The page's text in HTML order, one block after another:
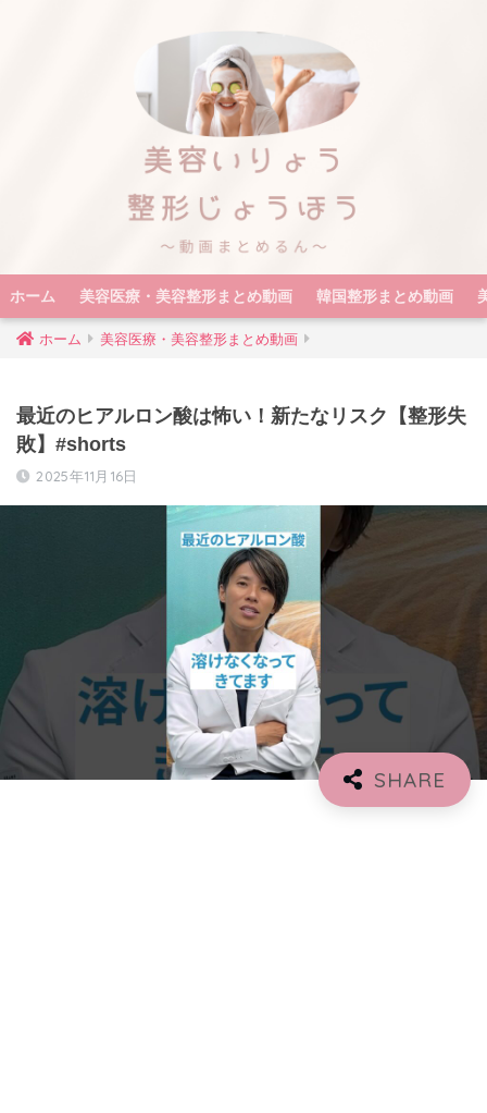
ホーム 美容医療・美容整形まとめ動画 韓国整形まとめ動画
ホーム 美容医療・美容整形まとめ動画
最近のヒアルロン酸は怖い！新たなリスク【整形失
敗】#shorts
2025年11月16日